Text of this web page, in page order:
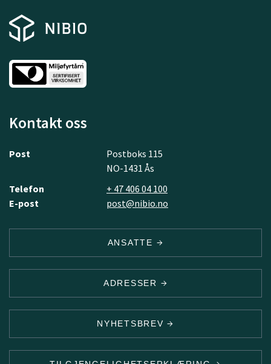
Kontakt oss
Post
Postboks 115
NO-1431 Ås
Telefon
+ 47 406 04 100
E-post
post@nibio.no
ANSATTE
ADRESSER
NYHETSBREV